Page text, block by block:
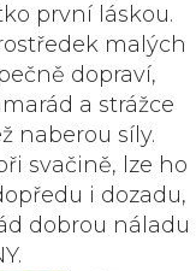
první láskou.
malých
dopraví,
a strážce
naberou síly.
svačině, lze ho
i dozadu,
dobrou náladu